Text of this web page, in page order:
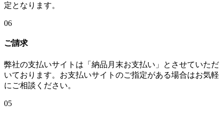
定となります。
06
ご請求
弊社の支払いサイトは「納品月末お支払い」とさせていただ
いております。お支払いサイトのご指定がある場合はお気軽
にご相談ください。
05